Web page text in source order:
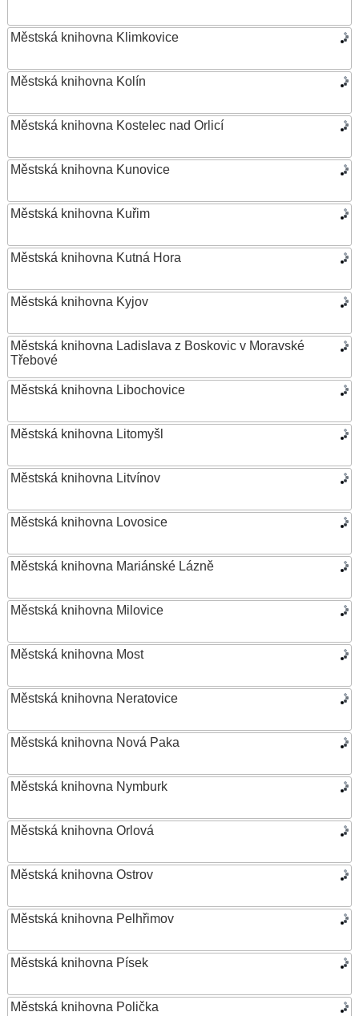
Městská knihovna Klimkovice
Městská knihovna Kolín
Městská knihovna Kostelec nad Orlicí
Městská knihovna Kunovice
Městská knihovna Kuřim
Městská knihovna Kutná Hora
Městská knihovna Kyjov
Městská knihovna Ladislava z Boskovic v Moravské
Třebové
Městská knihovna Libochovice
Městská knihovna Litomyšl
Městská knihovna Litvínov
Městská knihovna Lovosice
Městská knihovna Mariánské Lázně
Městská knihovna Milovice
Městská knihovna Most
Městská knihovna Neratovice
Městská knihovna Nová Paka
Městská knihovna Nymburk
Městská knihovna Orlová
Městská knihovna Ostrov
Městská knihovna Pelhřimov
Městská knihovna Písek
Městská knihovna Polička